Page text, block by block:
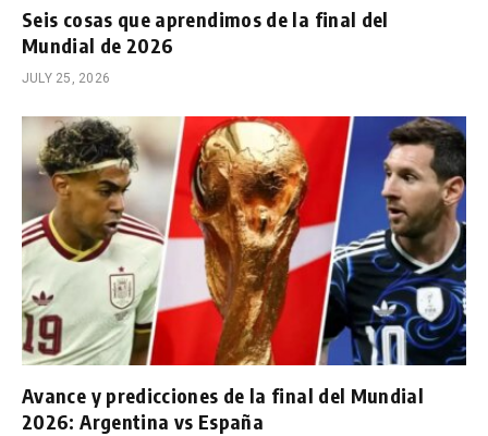
Seis cosas que aprendimos de la final del
Mundial de 2026
JULY 25, 2026
Avance y predicciones de la final del Mundial
2026: Argentina vs España